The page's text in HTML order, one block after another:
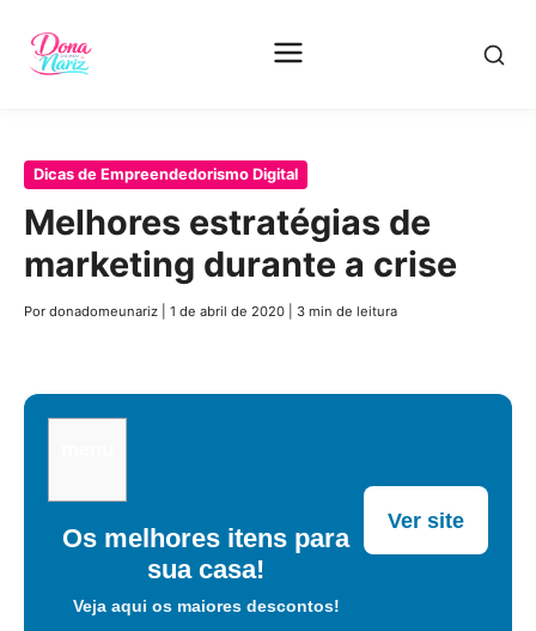
Pular
conteúdo
Dicas de Empreendedorismo Digital
Melhores estratégias de
marketing durante a crise
Por donadomeunariz 1 de abril de 2020 3 min de leitura
Os melhores itens para
sua casa!
Veja aqui os maiores descontos!
Ver site